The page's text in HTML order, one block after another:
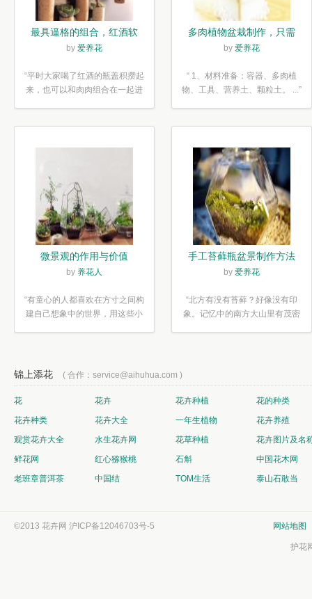
最具逼格的组合，红酒软
木塞diy多肉植物盆栽
by 爱养花
“平时大家喝了红酒的瓶盖积攒起
来，也可以和肉肉组合在一起进
多肉植物盆栽制作，只需
简单6步
by 爱养花
“ 1、材料准备：容器、多肉植
物、工具、营养土、颗粒土。 ...”
微景观的作用与价值
by 养花人
“有童心的人都喜欢在方寸之间构
建自己想象中的世界，用这些小
手工苔藓瓶盆景制作方法
by 爱养花
“北方有没有苔藓？好像没有印
象。记忆中的南方大山里有茂密
锦上添花 ( 合作：service@aihuhua.com )
花 花卉 花卉种植
花的种类
花卉种类
花卉大全 一年生植物
花卉养殖
观赏花卉大全
水生花卉网 花草种植
花卉图片及名
鲜花网
红心猕猴桃 石斛
中国花木网
老班章普洱茶
中国结 TOM生活 泰山石敢当
©2013 花卉网 沪ICP备12046703号-5 网站地图
护花